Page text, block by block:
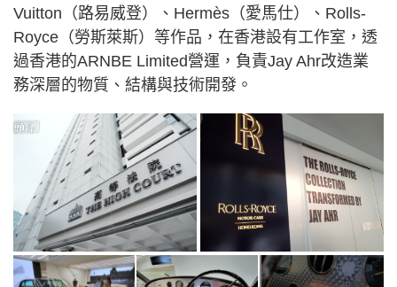
Vuitton（路易威登）、Hermès（愛馬仕）、Rolls-
Royce（勞斯萊斯）等作品，在香港設有工作室，透
過香港的ARNBE Limited營運，負責Jay Ahr改造業
務深層的物質、結構與技術開發。